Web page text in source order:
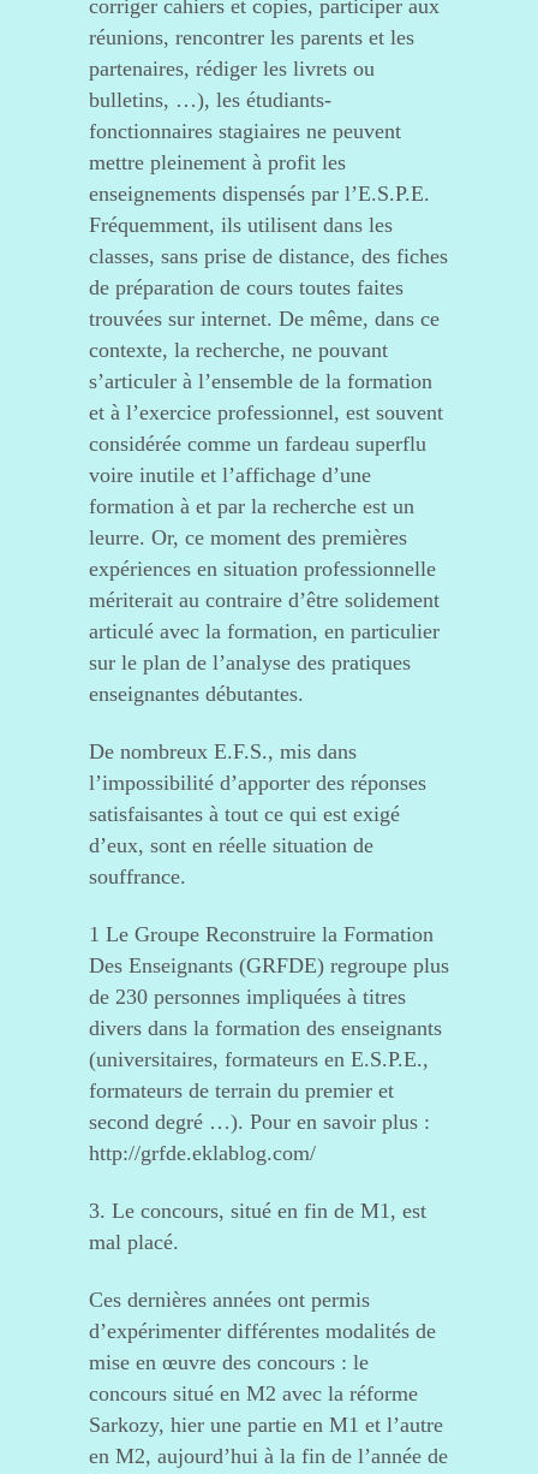
corriger cahiers et copies, participer aux
réunions, rencontrer les parents et les
partenaires, rédiger les livrets ou
bulletins, …), les étudiants-
fonctionnaires stagiaires ne peuvent
mettre pleinement à profit les
enseignements dispensés par l’E.S.P.E.
Fréquemment, ils utilisent dans les
classes, sans prise de distance, des fiches
de préparation de cours toutes faites
trouvées sur internet. De même, dans ce
contexte, la recherche, ne pouvant
s’articuler à l’ensemble de la formation
et à l’exercice professionnel, est souvent
considérée comme un fardeau superflu
voire inutile et l’affichage d’une
formation à et par la recherche est un
leurre. Or, ce moment des premières
expériences en situation professionnelle
mériterait au contraire d’être solidement
articulé avec la formation, en particulier
sur le plan de l’analyse des pratiques
enseignantes débutantes.
De nombreux E.F.S., mis dans
l’impossibilité d’apporter des réponses
satisfaisantes à tout ce qui est exigé
d’eux, sont en réelle situation de
souffrance.
1 Le Groupe Reconstruire la Formation
Des Enseignants (GRFDE) regroupe plus
de 230 personnes impliquées à titres
divers dans la formation des enseignants
(universitaires, formateurs en E.S.P.E.,
formateurs de terrain du premier et
second degré …). Pour en savoir plus :
http://grfde.eklablog.com/
3. Le concours, situé en fin de M1, est
mal placé.
Ces dernières années ont permis
d’expérimenter différentes modalités de
mise en œuvre des concours : le
concours situé en M2 avec la réforme
Sarkozy, hier une partie en M1 et l’autre
en M2, aujourd’hui à la fin de l’année de